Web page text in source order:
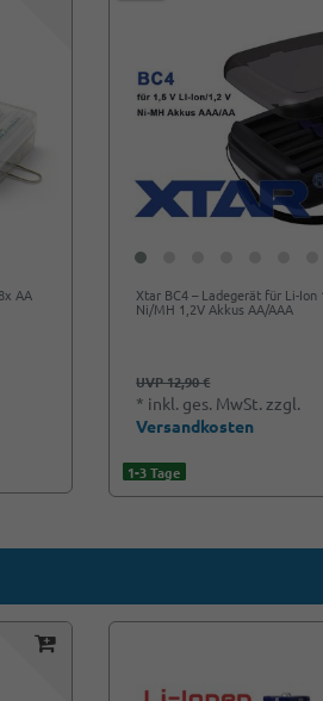
AA Xtar BC4 – Ladegerät für Li-Ion
Ni/MH 1,2V Akkus AA/AAA
UVP 12,90 €
* inkl. ges. MwSt. zzgl.
Versandkosten
1-3 Tage